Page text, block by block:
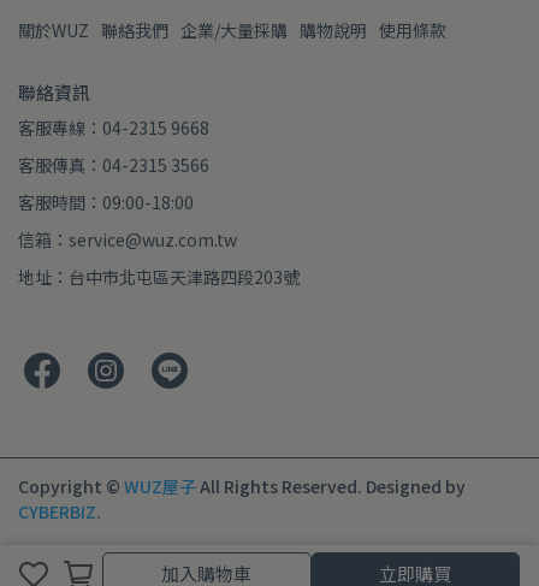
加入購物車 立即購買
關於WUZ 聯絡我們 企業/大量採購 購物說明 使用條款
聯絡資訊
客服專線：04-2315 9668
客服傳真：04-2315 3566
客服時間：09:00-18:00
信箱：service@wuz.com.tw
地址：台中市北屯區天津路四段203號
Copyright © WUZ屋子All Rights Reserved. Designed by
CYBERBIZ.